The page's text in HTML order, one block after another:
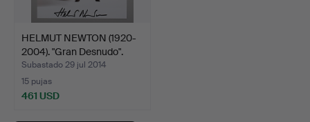
HELMUT NEWTON (1920-
2004). "Gran Desnudo".
Subastado 29 jul 2014
15 pujas
461 USD